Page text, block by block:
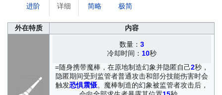
进阶 详细 简略 极简
外在特质 内容
数量： 3
冷却时间： 10秒
=随身携带魔棒，在原地制造幻象并隐匿自己2秒，
隐匿期间受到监管者普通攻击和部分技能伤害时会
触发恐惧震慑。魔棒制造的幻象被监管者攻击后，